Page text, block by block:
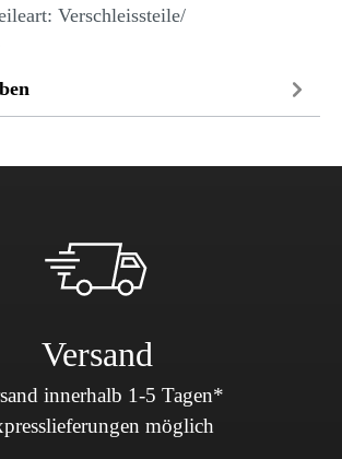
Verschleissteile/
Versand
innerhalb 1-5 Tagen*
möglich